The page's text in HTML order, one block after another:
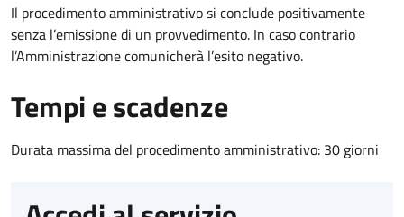
Il procedimento amministrativo si conclude positivamente
senza l’emissione di un provvedimento. In caso contrario
l’Amministrazione comunicherà l’esito negativo.
Tempi e scadenze
Durata massima del procedimento amministrativo: 30 giorni